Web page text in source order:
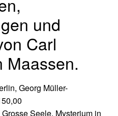
und
Carl
Maassen.
Georg Müller-